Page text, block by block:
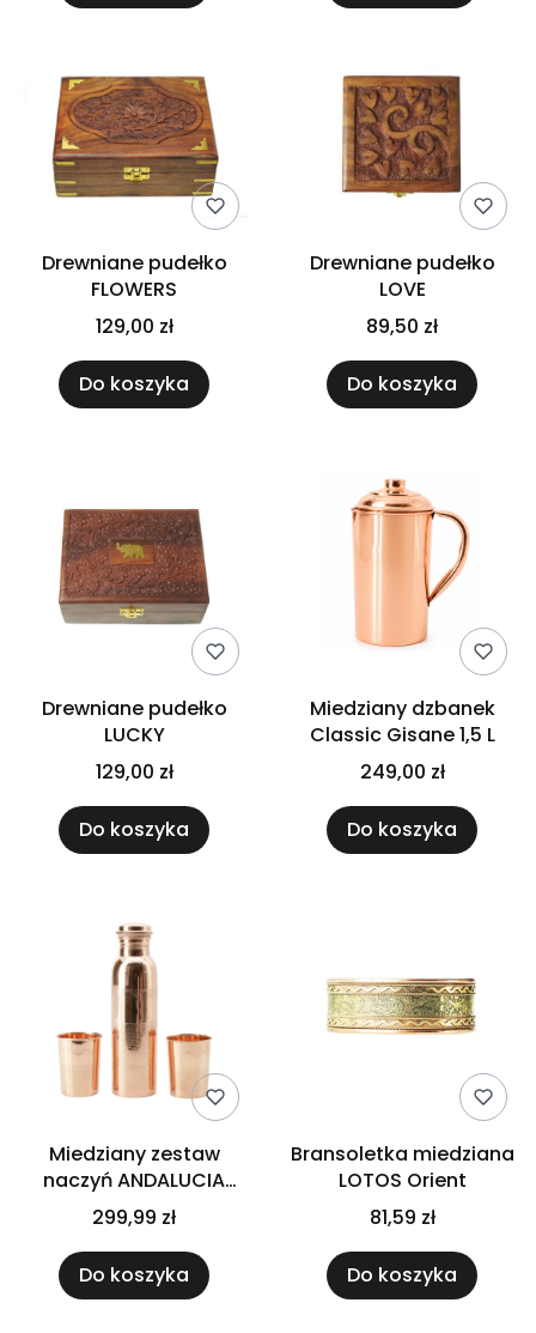
Drewniane pudełko
FLOWERS
129,00 zł
Do koszyka
Drewniane pudełko
LOVE
89,50 zł
Do koszyka
Drewniane pudełko
LUCKY
129,00 zł
Do koszyka
Miedziany dzbanek
Classic Gisane 1,5 L
249,00 zł
Do koszyka
Miedziany zestaw
naczyń ANDALUCIA
Premium
299,99 zł
Do koszyka
Bransoletka miedziana
LOTOS Orient
81,59 zł
Do koszyka